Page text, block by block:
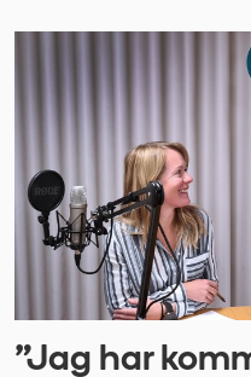
”Jag har